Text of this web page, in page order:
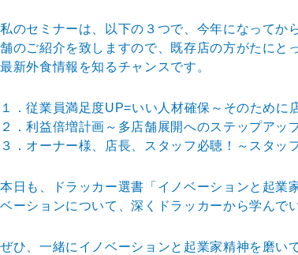
私のセミナーは、以下の３つで、今年になってか
舗のご紹介を致しますので、既存店の方がたにと
最新外食情報を知るチャンスです。
１．従業員満足度UP=いい人材確保～そのために
２．利益倍増計画～多店舗展開へのステップアッ
３．オーナー様、店長、スタッフ必聴！～スタッ
本日も、ドラッカー選書「イノベーションと起業
ベーションについて、深くドラッカーから学んで
ぜひ、一緒にイノベーションと起業家精神を磨い